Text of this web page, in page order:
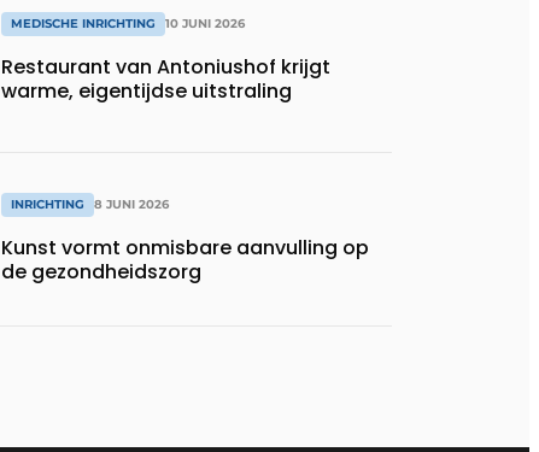
MEDISCHE INRICHTING 10 JUNI 2026
Restaurant van Antoniushof krijgt
warme, eigentijdse uitstraling
INRICHTING 8 JUNI 2026
Kunst vormt onmisbare aanvulling op
de gezondheidszorg